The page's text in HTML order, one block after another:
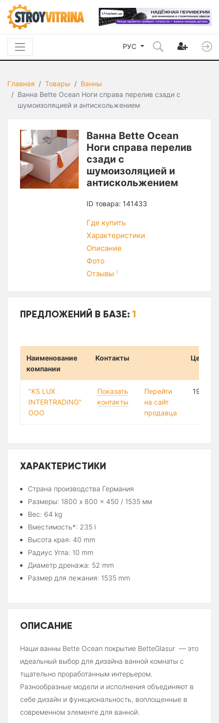
РУС
Главная Товары
Ванны
Ванна Bette Ocean Ноги справа перелив сзади с
шумоизоляцией и антискольжением
Ванна Bette Ocean
Ноги справа перелив
сзади с
шумоизоляцией и
антискольжением
ID товара: 141433
Где купить
Характеристики
Описание
Фото
Отзывы 1
ПРЕДЛОЖЕНИЙ В БАЗЕ:1
Наименование
компании
Контакты Цена
"KS LUX
INTERTRADING"
ООО
Показать
контакты
Перейти
на сайт
продавца
191
ХАРАКТЕРИСТИКИ
Страна производства Германия
Размеры: 1800 x 800 x 450 / 1535 мм
Вес: 64 kg
Вместимость*: 235 l
Высота края: 40 mm
Радиус Угла: 10 mm
Диаметр дренажа: 52 mm
Размер для лежания: 1535 mm
ОПИСАНИЕ
Наши ванны Bette Ocean покрытие BetteGlasur — это
идеальный выбор для дизайна ванной комнаты с
тщательно проработанным интерьером.
Разнообразные модели и исполнения объединяют в
себе дизайн и функциональность, воплощенные в
современном элементе для ванной.